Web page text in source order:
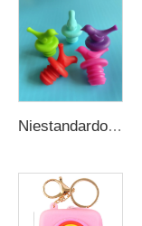
Niestandardowy unikalny wielokrotnego użytku silikonowy korek do butelki wina, spersonalizowane upominki weselne z kapslem strzelającym